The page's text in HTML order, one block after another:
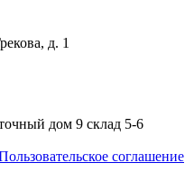
д. 1
дом 9 склад 5-6
соглашение